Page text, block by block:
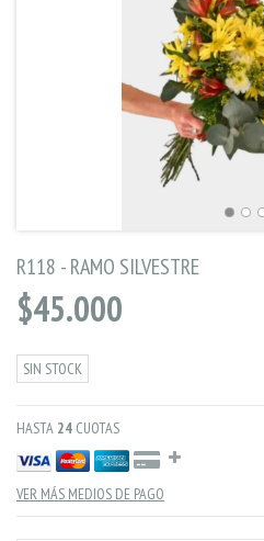
R118 - RAMO SILVESTRE
$45.000
SIN STOCK
HASTA 24 CUOTAS
VER MÁS MEDIOS DE PAGO